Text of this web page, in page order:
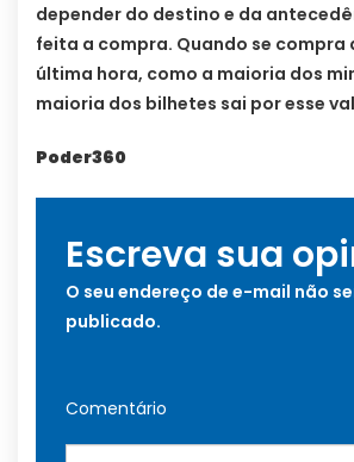
depender do destino e da
feita a compra. Quando se compra
última hora, como a maioria dos
maioria dos bilhetes sai por esse
Poder360
Escreva sua
O seu endereço de e-mail não
publicado.
Comentário